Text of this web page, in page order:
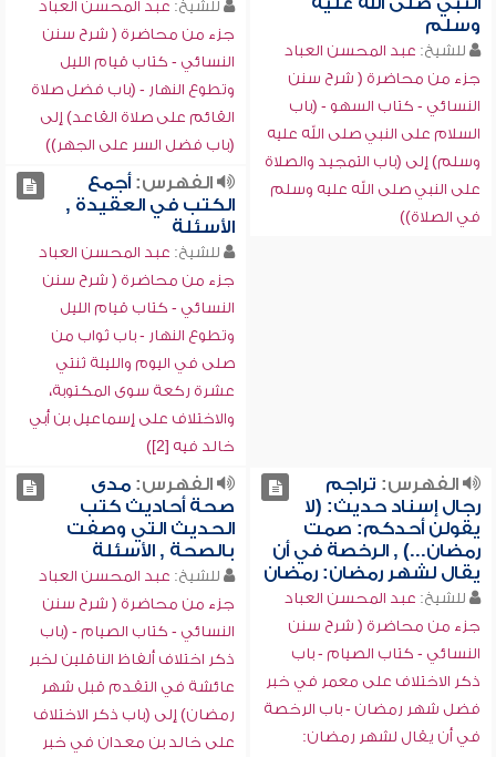
وسلم
للشيخ: عبد المحسن العباد
جزء من محاضرة ( شرح سنن
النسائي - كتاب السهو - (باب
السلام على النبي صلى الله عليه
وسلم) إلى (باب التمجيد والصلاة
على النبي صلى الله عليه وسلم
في الصلاة))
للشيخ: عبد المحسن العباد
جزء من محاضرة ( شرح سنن
النسائي - كتاب قيام الليل
وتطوع النهار - (باب فضل صلاة
القائم على صلاة القاعد) إلى
(باب فضل السر على الجهر))
الفهرس:أجمع
الكتب في العقيدة ,
الأسئلة
للشيخ: عبد المحسن العباد
جزء من محاضرة ( شرح سنن
النسائي - كتاب قيام الليل
وتطوع النهار - باب ثواب من
صلى في اليوم والليلة ثنتي
عشرة ركعة سوى المكتوبة،
والاختلاف على إسماعيل بن أبي
خالد فيه [2])
الفهرس: تراجم
رجال إسناد حديث: (لا
يقولن أحدكم: صمت
رمضان...) , الرخصة في أن
يقال لشهر رمضان: رمضان
للشيخ: عبد المحسن العباد
جزء من محاضرة ( شرح سنن
النسائي - كتاب الصيام - باب
ذكر الاختلاف على معمر في خبر
فضل شهر رمضان - باب الرخصة
في أن يقال لشهر رمضان:
الفهرس:مدى
صحة أحاديث كتب
الحديث التي وصفت
بالصحة , الأسئلة
للشيخ: عبد المحسن العباد
جزء من محاضرة ( شرح سنن
النسائي - كتاب الصيام - (باب
ذكر اختلاف ألفاظ الناقلين لخبر
عائشة في التقدم قبل شهر
رمضان) إلى (باب ذكر الاختلاف
على خالد بن معدان في خبر